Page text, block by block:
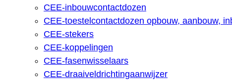
CEE-inbouwcontactdozen
CEE-toestelcontactdozen opbouw, aanbouw,
CEE-stekers
CEE-koppelingen
CEE-fasenwisselaars
CEE-draaiveldrichtingaanwijzer